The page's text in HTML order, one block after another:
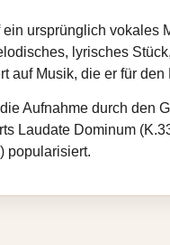
ein ursprünglich
lyrisches
auf Musik, die er für
Aufnahme durch den
Laudate Dominum
popularisiert.